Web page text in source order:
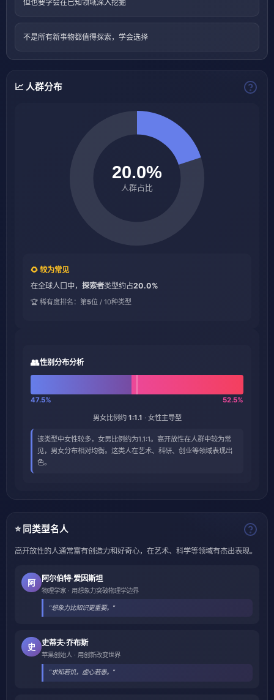
但也要学会在已知领域深入挖掘
不是所有新事物都值得探索，学会选择
📈 人群分布
🌻 较为常见
在全球人口中， 探索者类型约占20.0%
🏆 稀有度排名：第5位 / 10种类型
👥性别分布分析
47.5% 52.5%
男女比例约 1:1.1 · 女性主导型
该类型中女性较多，女男比例约为1.1:1。高开放性在人群中较为常
见，男女分布相对均衡。这类人在艺术、科研、创业等领域表现出
色。
⭐ 同类型名人
高开放性的人通常富有创造力和好奇心，在艺术、科学等领域有杰出表现。
阿 阿尔伯特·爱因斯坦
物理学家 · 用想象力突破物理学边界
"想象力比知识更重要。"
史 史蒂夫·乔布斯
苹果创始人 · 用创新改变世界
"求知若饥，虚心若愚。"